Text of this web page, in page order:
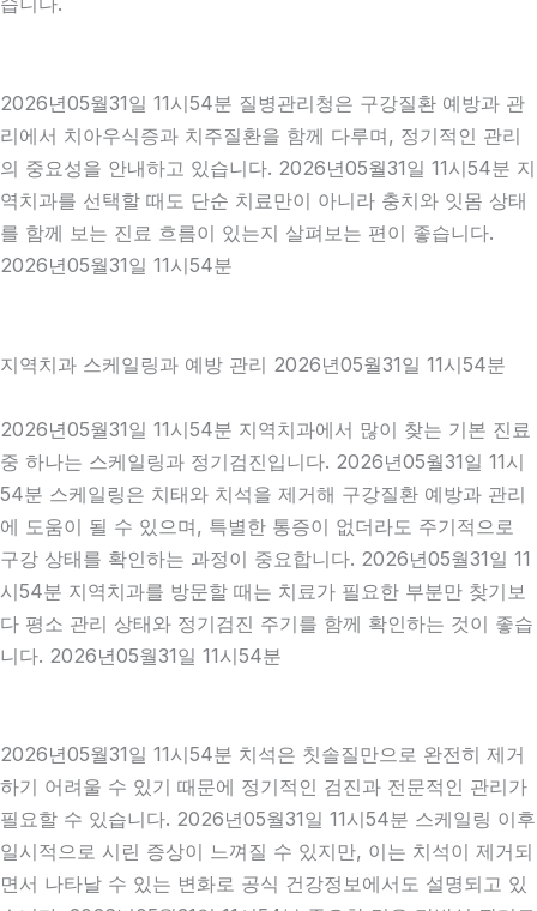
2026년05월31일 11시54분 질병관리청은 구강질환 예방과 관
리에서 치아우식증과 치주질환을 함께 다루며, 정기적인 관리
의 중요성을 안내하고 있습니다. 2026년05월31일 11시54분 지
역치과를 선택할 때도 단순 치료만이 아니라 충치와 잇몸 상태
를 함께 보는 진료 흐름이 있는지 살펴보는 편이 좋습니다.
2026년05월31일 11시54분
지역치과 스케일링과 예방 관리 2026년05월31일 11시54분
2026년05월31일 11시54분 지역치과에서 많이 찾는 기본 진료
중 하나는 스케일링과 정기검진입니다. 2026년05월31일 11시
54분 스케일링은 치태와 치석을 제거해 구강질환 예방과 관리
에 도움이 될 수 있으며, 특별한 통증이 없더라도 주기적으로
구강 상태를 확인하는 과정이 중요합니다. 2026년05월31일 11
시54분 지역치과를 방문할 때는 치료가 필요한 부분만 찾기보
다 평소 관리 상태와 정기검진 주기를 함께 확인하는 것이 좋습
니다. 2026년05월31일 11시54분
2026년05월31일 11시54분 치석은 칫솔질만으로 완전히 제거
하기 어려울 수 있기 때문에 정기적인 검진과 전문적인 관리가
필요할 수 있습니다. 2026년05월31일 11시54분 스케일링 이후
일시적으로 시린 증상이 느껴질 수 있지만, 이는 치석이 제거되
면서 나타날 수 있는 변화로 공식 건강정보에서도 설명되고 있